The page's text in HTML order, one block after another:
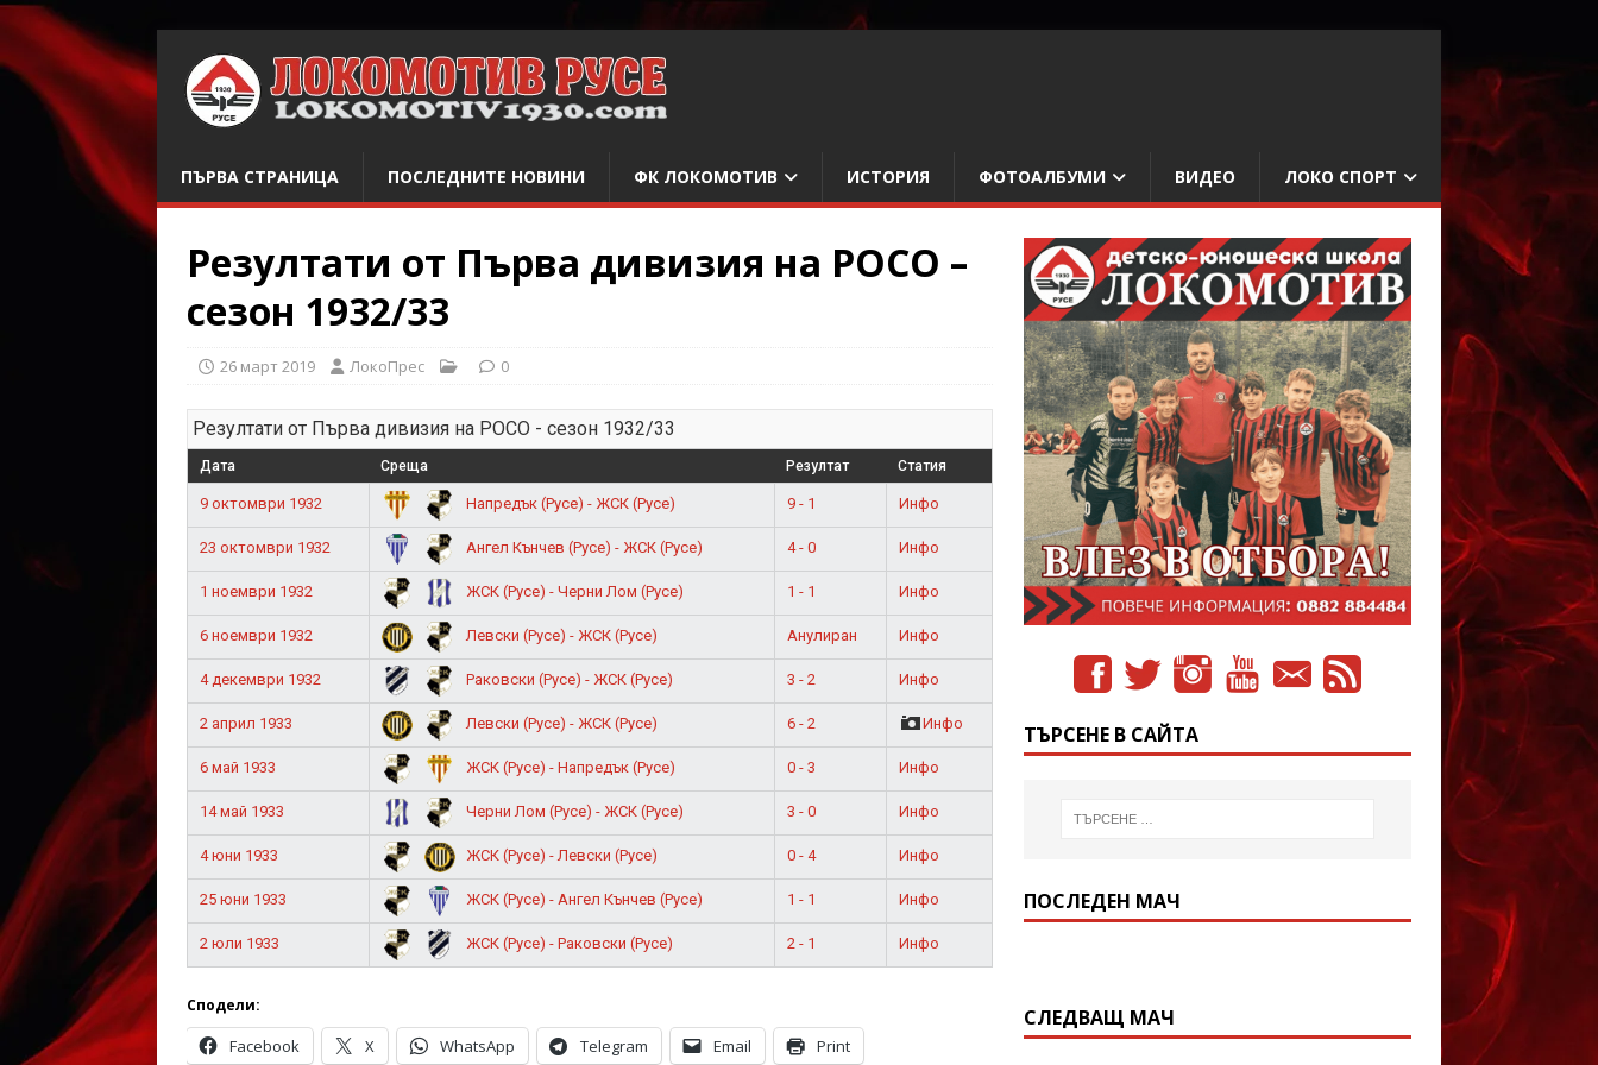
ПЪРВА СТРАНИЦА ПОСЛЕДНИТЕ НОВИНИ ФК ЛОКОМОТИВ ИСТОРИЯ ФОТОАЛБУМИ ВИДЕО ЛОКО СПОРТ
Резултати от Първа дивизия на РОСО –
сезон 1932/33
26 март 2019 ЛокоПрес 0
Резултати от Първа дивизия на РОСО - сезон 1932/33
Дата Среща Резултат Статия
9 октомври 1932 Напредък (Русе) - ЖСК (Русе) 9 - 1 Инфо
23 октомври 1932 Ангел Кънчев (Русе) - ЖСК (Русе) 4 - 0 Инфо
1 ноември 1932 ЖСК (Русе) - Черни Лом (Русе) 1 - 1 Инфо
6 ноември 1932 Левски (Русе) - ЖСК (Русе) Анулиран Инфо
4 декември 1932 Раковски (Русе) - ЖСК (Русе) 3 - 2 Инфо
2 април 1933 Левски (Русе) - ЖСК (Русе) 6 - 2 Инфо
6 май 1933 ЖСК (Русе) - Напредък (Русе) 0 - 3 Инфо
14 май 1933 Черни Лом (Русе) - ЖСК (Русе) 3 - 0 Инфо
4 юни 1933 ЖСК (Русе) - Левски (Русе) 0 - 4 Инфо
25 юни 1933 ЖСК (Русе) - Ангел Кънчев (Русе) 1 - 1 Инфо
2 юли 1933 ЖСК (Русе) - Раковски (Русе) 2 - 1 Инфо
Сподели:
Facebook X WhatsApp Telegram Email Print
ТЪРСЕНЕ В САЙТА
ПОСЛЕДЕН МАЧ
СЛЕДВАЩ МАЧ